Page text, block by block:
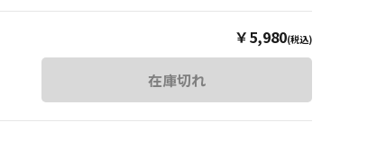
￥5,980(税込)
在庫切れ